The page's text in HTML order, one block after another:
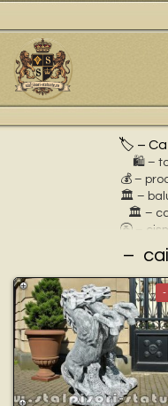
🏷️ –
🛍️ –
💰 –
🏛 –
🏛 –
🚰 –
⛲ –
🎀 –
🪴 –
🌸 –
🏗 –
🦌 –
🐕 –
🧘 –
🧺 –
🐉 –
-